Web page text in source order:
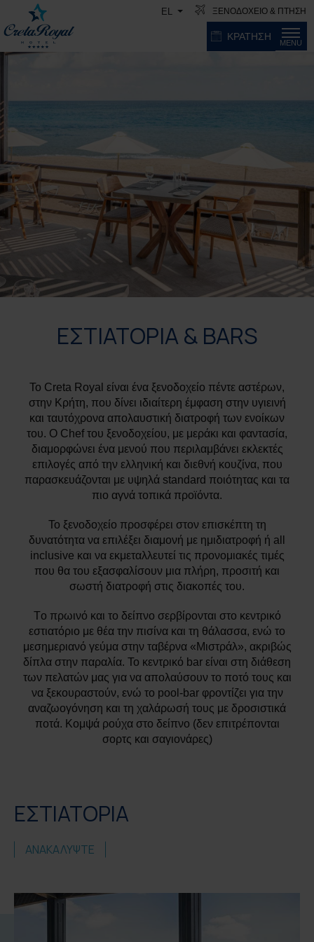
EL ΞΕΝΟΔΟΧΕΙΟ & ΠΤΗΣΗ
MENU
ΚΡΑΤΗΣΗ
ΕΣΤΙΑΤΟΡΙΑ & BARS
Το Creta Royal είναι ένα ξενοδοχείο πέντε αστέρων,
στην Κρήτη, που δίνει ιδιαίτερη έμφαση στην υγιεινή
και ταυτόχρονα απολαυστική διατροφή των ενοίκων
του. Ο Chef του ξενοδοχείου, με μεράκι και φαντασία,
διαμορφώνει ένα μενού που περιλαμβάνει εκλεκτές
επιλογές από την ελληνική και διεθνή κουζίνα, που
παρασκευάζονται με υψηλά standard ποιότητας και τα
πιο αγνά τοπικά προϊόντα.
Το ξενοδοχείο προσφέρει στον επισκέπτη τη
δυνατότητα να επιλέξει διαμονή με ημιδιατροφή ή all
inclusive και να εκμεταλλευτεί τις προνομιακές τιμές
που θα του εξασφαλίσουν μια πλήρη, προσιτή και
σωστή διατροφή στις διακοπές του.
Τo πρωινό και το δείπνο σερβίρονται στο κεντρικό
εστιατόριο με θέα την πισίνα και τη θάλασσα, ενώ το
μεσημεριανό γεύμα στην ταβέρνα «Μιστράλ», ακριβώς
δίπλα στην παραλία. Το κεντρικό bar είναι στη διάθεση
των πελατών μας για να απολαύσουν το ποτό τους και
να ξεκουραστούν, ενώ το pool-bar φροντίζει για την
αναζωογόνηση και τη χαλάρωσή τους με δροσιστικά
ποτά. Κομψά ρούχα στο δείπνο (δεν επιτρέπονται
σορτς και σαγιονάρες)
EΣΤΙΑΤΟΡΙΑ
ΑΝΑΚΑΛΥΨΤΕ